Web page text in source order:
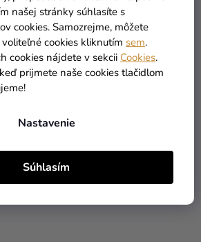
našej stránky súhlasíte s
cookies. Samozrejme, môžete
cookies kliknutím sem.
cookies nájdete v sekcii Cookies.
prijmete naše cookies tlačidlom
Nastavenie
Súhlasím
Detský kostým Donatello
- Ninja korytnačky
34,99 €